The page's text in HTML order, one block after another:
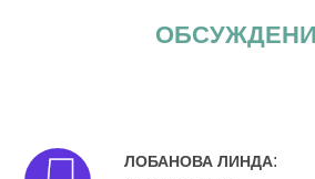
ЛОБАНОВА ЛИНДА: